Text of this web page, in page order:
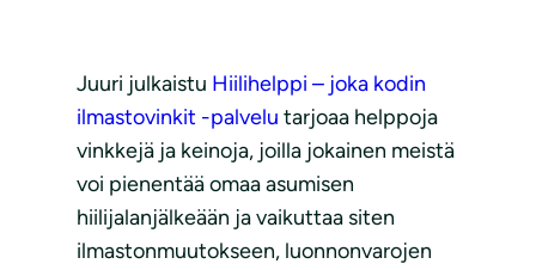
Juuri julkaistu Hiilihelppi – joka kodin
ilmastovinkit -palvelu tarjoaa helppoja
vinkkejä ja keinoja, joilla jokainen meistä
voi pienentää omaa asumisen
hiilijalanjälkeään ja vaikuttaa siten
ilmastonmuutokseen, luonnonvarojen